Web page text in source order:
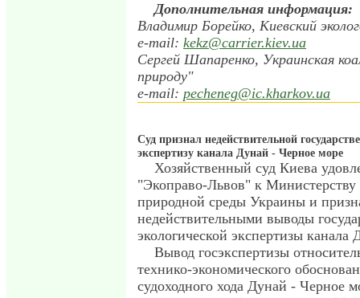
Дополнительная информация:
Владимир Борейко, Киевский
e-mail: kekz@carrier.kiev.ua
Сергей Шапаренко, Украинская
природу"
e-mail: pecheneg@ic.kharkov.ua
Суд признал недействительной
экспертизу канала Дунай - Черное море
Хозяйственный суд Киева
"Экоправо-Львов" к
природной среды Украины и
недействительными выводы
экологической экспертизы
Вывод госэкспертизы
технико-экономического
судоходного хода Дунай - Черное